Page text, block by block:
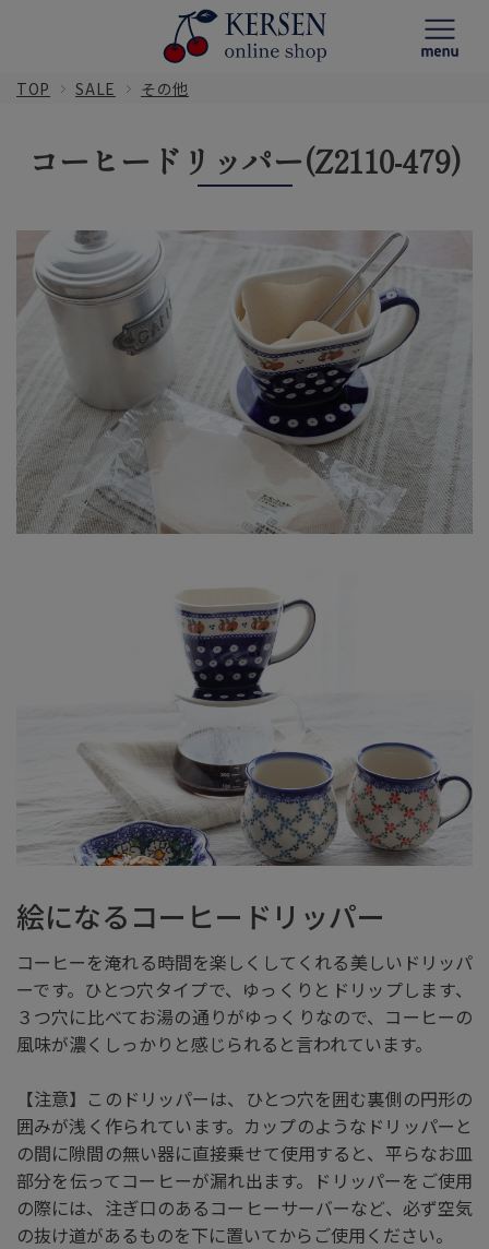
TOP SALE その他
コーヒードリッパー(Z2110-479)
絵になるコーヒードリッパー
コーヒーを淹れる時間を楽しくしてくれる美しいドリッパ
ーです。ひとつ穴タイプで、ゆっくりとドリップします、
３つ穴に比べてお湯の通りがゆっくりなので、コーヒーの
風味が濃くしっかりと感じられると言われています。
【注意】このドリッパーは、ひとつ穴を囲む裏側の円形の
囲みが浅く作られています。カップのようなドリッパーと
の間に隙間の無い器に直接乗せて使用すると、平らなお皿
部分を伝ってコーヒーが漏れ出ます。ドリッパーをご使用
の際には、注ぎ口のあるコーヒーサーバーなど、必ず空気
の抜け道があるものを下に置いてからご使用ください。